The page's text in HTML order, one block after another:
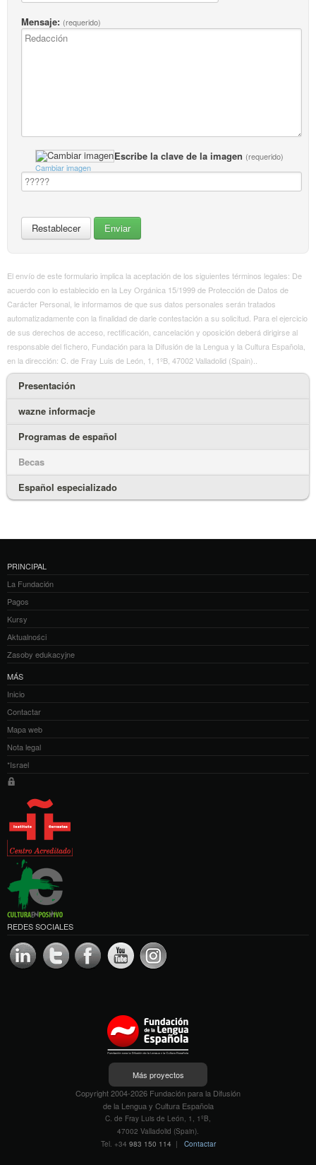
Mensaje: (requerido)
Escribe la clave de la imagen (requerido)
Cambiar imagen
El envío de este formulario implica la aceptación de los siguientes términos legales: De
acuerdo con lo establecido en la Ley Orgánica 15/1999 de Protección de Datos de
Carácter Personal, le informamos de que sus datos personales serán tratados
automatizadamente con la finalidad de darle contestación a su solicitud. Para el ejercicio
de sus derechos de acceso, rectificación, cancelación y oposición deberá dirigirse al
responsable del fichero, Fundación para la Difusión de la Lengua y la Cultura Española,
en la dirección: C. de Fray Luis de León, 1, 1ºB, 47002 Valladolid (Spain)..
Presentación
wazne informacje
Programas de español
Becas
Español especializado
PRINCIPAL
La Fundación
Pagos
Kursy
Aktualności
Zasoby edukacyjne
MÁS
Inicio
Contactar
Mapa web
Nota legal
*Israel
REDES SOCIALES
Más proyectos
Copyright 2004-2026 Fundación para la Difusión
de la Lengua y Cultura Española
C. de Fray Luis de León, 1, 1ºB,
47002 Valladolid (Spain).
Tel. +34 983 150 114 | Contactar